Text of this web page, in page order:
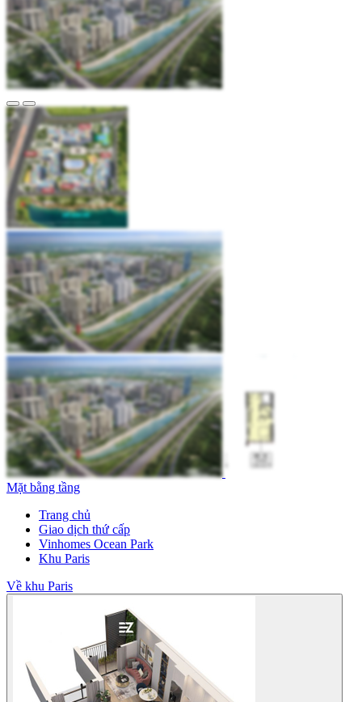
Mặt bằng tầng
Trang chủ
Giao dịch thứ cấp
Vinhomes Ocean Park
Khu Paris
Về khu Paris